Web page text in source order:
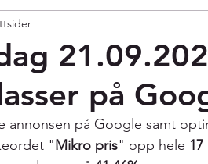
på
annonsen på Google samt
"Mikro pris" opp hele 17